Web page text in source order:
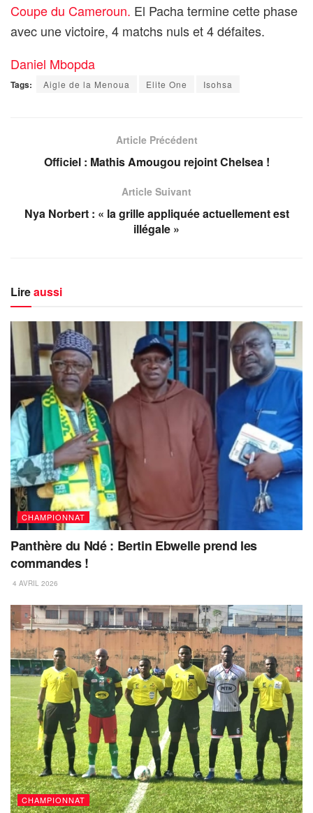
Coupe du Cameroun. El Pacha termine cette phase
avec une victoire, 4 matchs nuls et 4 défaites.
Daniel Mbopda
Tags: Aigle de la Menoua Elite One Isohsa
Article Précédent
Officiel : Mathis Amougou rejoint Chelsea !
Article Suivant
Nya Norbert : « la grille appliquée actuellement est
illégale »
Lireaussi
CHAMPIONNAT
Panthère du Ndé : Bertin Ebwelle prend les
commandes !
4 AVRIL 2026
CHAMPIONNAT